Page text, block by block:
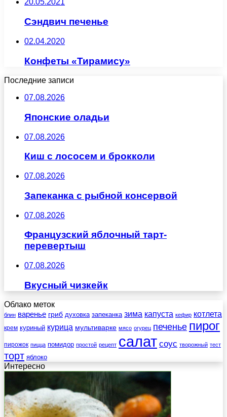
20.05.2021
Сэндвич печенье
02.04.2020
Конфеты «Тирамису»
Последние записи
07.08.2026
Японские оладьи
07.08.2026
Киш с лососем и брокколи
07.08.2026
Запеканка с рыбной консервой
07.08.2026
Французский яблочный тарт-
перевертыш
07.08.2026
Вкусный чизкейк
Облако меток
блин варенье гриб духовка запеканка зима капуста кефир котлета
крем куриный курица мультиварке мясо огурец печенье пирог
пирожок пицца помидор простой рецепт салат соус творожный тест
торт яблоко
Интересно